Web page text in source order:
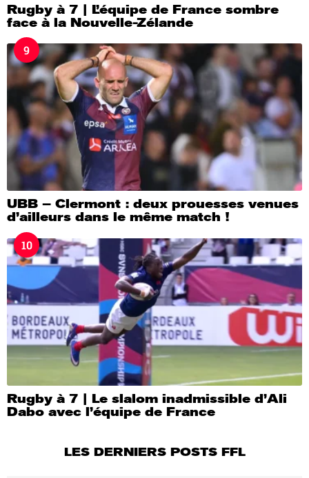
Rugby à 7 | L’équipe de France sombre
face à la Nouvelle-Zélande
9
UBB – Clermont : deux prouesses venues
d’ailleurs dans le même match !
10
Rugby à 7 | Le slalom inadmissible d’Ali
Dabo avec l’équipe de France
LES DERNIERS POSTS FFL